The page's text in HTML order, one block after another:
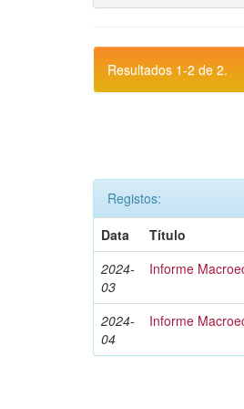
Resultados 1-2 de 2.
Registos:
Data
Título
2024-
03
Informe
2024-
04
Informe